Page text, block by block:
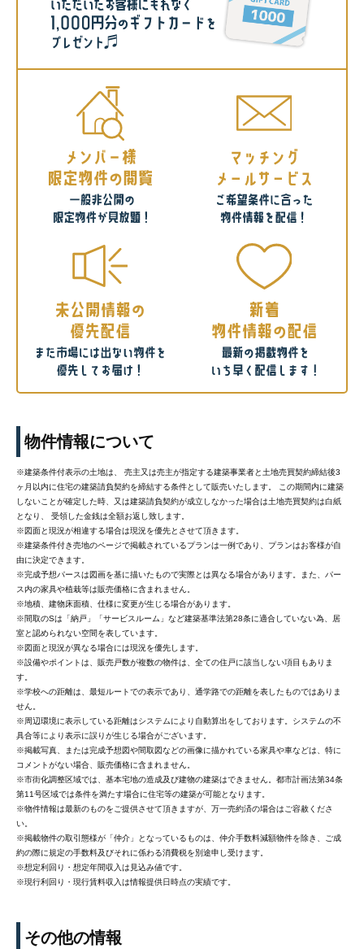
物件情報について
※建築条件付表示の土地は、 売主又は売主が指定する建築事業者と土地売買契約締結後3
ヶ月以内に住宅の建築請負契約を締結する条件として販売いたします。 この期間内に建築
しないことが確定した時、又は建築請負契約が成立しなかった場合は土地売買契約は白紙
となり、 受領した金銭は全額お返し致します。
※図面と現況が相違する場合は現況を優先とさせて頂きます。
※建築条件付き売地のページで掲載されているプランは一例であり、プランはお客様が自
由に決定できます。
※完成予想パースは図画を基に描いたもので実際とは異なる場合があります。また、パー
ス内の家具や植栽等は販売価格に含まれません。
※地積、建物床面積、仕様に変更が生じる場合があります。
※間取のSは「納戸」「サービスルーム」など建築基準法第28条に適合していない為、居
室と認められない空間を表しています。
※図面と現況が異なる場合には現況を優先します。
※設備やポイントは、販売戸数が複数の物件は、全ての住戸に該当しない項目もありま
す。
※学校への距離は、最短ルートでの表示であり、通学路での距離を表したものではありま
せん。
※周辺環境に表示している距離はシステムにより自動算出をしております。システムの不
具合等により表示に誤りが生じる場合がございます。
※掲載写真、または完成予想図や間取図などの画像に描かれている家具や車などは、特に
コメントがない場合、販売価格に含まれません。
※市街化調整区域では、基本宅地の造成及び建物の建築はできません。都市計画法第34条
第11号区域では条件を満たす場合に住宅等の建築が可能となります。
※物件情報は最新のものをご提供させて頂きますが、万一売約済の場合はご容赦くださ
い。
※掲載物件の取引態様が「仲介」となっているものは、仲介手数料減額物件を除き、ご成
約の際に規定の手数料及びそれに係わる消費税を別途申し受けます。
※想定利回り・想定年間収入は見込み値です。
※現行利回り・現行賃料収入は情報提供日時点の実績です。
その他の情報